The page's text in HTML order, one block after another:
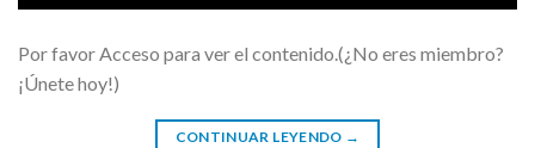
Por favor Acceso para ver el contenido.(¿No eres miembro?
¡Únete hoy!)
CONTINUAR LEYENDO →